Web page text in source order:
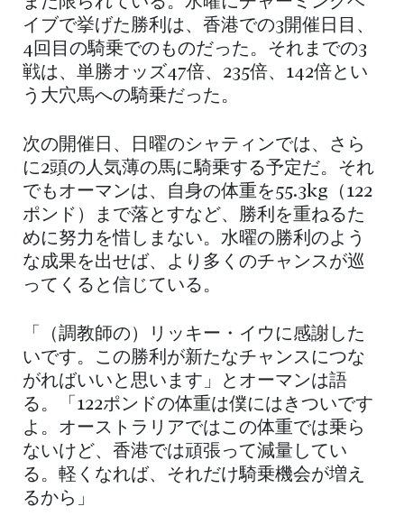
イブで挙げた勝利は、香港での3開催日目、
4回目の騎乗でのものだった。それまでの3
戦は、単勝オッズ47倍、235倍、142倍とい
う大穴馬への騎乗だった。
次の開催日、日曜のシャティンでは、さら
に2頭の人気薄の馬に騎乗する予定だ。それ
でもオーマンは、自身の体重を55.3kg（122
ポンド）まで落とすなど、勝利を重ねるた
めに努力を惜しまない。水曜の勝利のよう
な成果を出せば、より多くのチャンスが巡
ってくると信じている。
「（調教師の）リッキー・イウに感謝した
いです。この勝利が新たなチャンスにつな
がればいいと思います」とオーマンは語
る。「122ポンドの体重は僕にはきついです
よ。オーストラリアではこの体重では乗ら
ないけど、香港では頑張って減量してい
る。軽くなれば、それだけ騎乗機会が増え
るから」